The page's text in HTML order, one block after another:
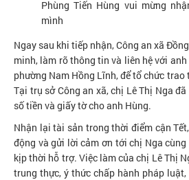
Phùng Tiến Hùng vui mừng
mình
Ngay sau khi tiếp nhận, Công an xã
minh, làm rõ thông tin và liên hệ với
phường Nam Hồng Lĩnh, để tổ chức
Tại trụ sở Công an xã, chị Lê Thị Nga
số tiền và giấy tờ cho anh Hùng.
Nhận lại tài sản trong thời điểm cận
động và gửi lời cảm ơn tới chị Nga
kịp thời hỗ trợ. Việc làm của chị Lê Thị
trung thực, ý thức chấp hành pháp